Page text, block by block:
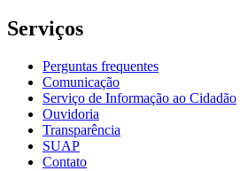
Serviços
Perguntas frequentes
Comunicação
Serviço de Informação ao Cidadão
Ouvidoria
Transparência
SUAP
Contato